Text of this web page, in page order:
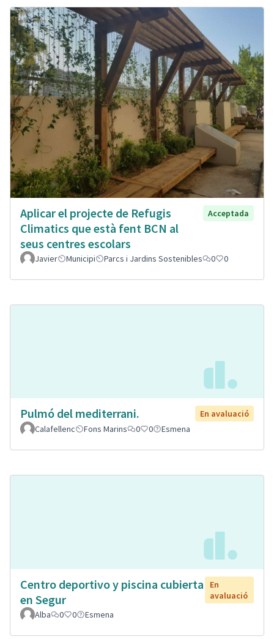
Aplicar el projecte de Refugis
Climatics que està fent BCN al
seus centres escolars
Acceptada
Javier Municipi Parcs i Jardins Sostenibles 0 0
Pulmó del mediterrani.
En avaluació
Calafellenc
Fons Marins 0 0 Esmena
Centro deportivo y piscina cubierta
en Segur
En
avaluació
Alba
0 0 Esmena